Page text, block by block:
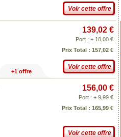
Voir cette offre
139,02 €
Port : + 18,00 €
Prix Total : 157,02 €
Voir cette offre
+1 offre
156,00 €
Port : + 9,99 €
Prix Total : 165,99 €
Voir cette offre